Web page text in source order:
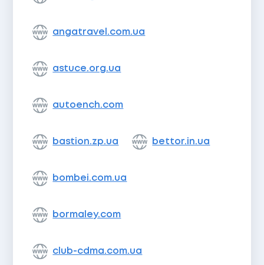
angatravel.com.ua
astuce.org.ua
autoench.com
bastion.zp.ua bettor.in.ua
bombei.com.ua
bormaley.com
club-cdma.com.ua